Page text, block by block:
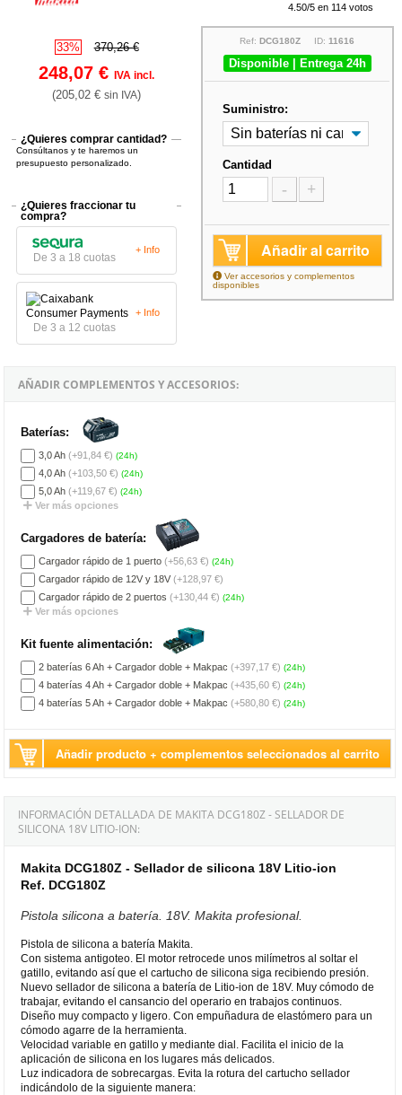
4.50/5 en 114 votos
33% 370,26 €
248,07 €IVA incl.
(205,02 €sin IVA)
¿Quieres comprar cantidad?
Consúltanos y te haremos un
presupuesto personalizado.
¿Quieres fraccionar tu
compra?
De 3 a 18 cuotas
+ Info
De 3 a 12 cuotas
+ Info
Ref:DCG180Z ID:11616
Disponible | Entrega 24h
Suministro:
Cantidad
- +
Añadir al carrito
Ver accesorios y complementos
disponibles
AÑADIR COMPLEMENTOS Y ACCESORIOS:
Baterías:
3,0 Ah (+91,84 €) (24h)
4,0 Ah (+103,50 €) (24h)
5,0 Ah (+119,67 €) (24h)
Ver más opciones
Cargadores de batería:
Cargador rápido de 1 puerto (+56,63 €) (24h)
Cargador rápido de 12V y 18V (+128,97 €)
Cargador rápido de 2 puertos (+130,44 €) (24h)
Ver más opciones
Kit fuente alimentación:
2 baterías 6 Ah + Cargador doble + Makpac (+397,17 €) (24h)
4 baterías 4 Ah + Cargador doble + Makpac (+435,60 €) (24h)
4 baterías 5 Ah + Cargador doble + Makpac (+580,80 €) (24h)
Añadir producto + complementos seleccionados al carrito
INFORMACIÓN DETALLADA DE MAKITA DCG180Z - SELLADOR DE
SILICONA 18V LITIO-ION:
Makita DCG180Z - Sellador de silicona 18V Litio-ion
Ref. DCG180Z
Pistola silicona a batería. 18V. Makita profesional.
Pistola de silicona a batería Makita.
Con sistema antigoteo. El motor retrocede unos milímetros al soltar el
gatillo, evitando así que el cartucho de silicona siga recibiendo presión.
Nuevo sellador de silicona a batería de Litio-ion de 18V. Muy cómodo de
trabajar, evitando el cansancio del operario en trabajos continuos.
Diseño muy compacto y ligero. Con empuñadura de elastómero para un
cómodo agarre de la herramienta.
Velocidad variable en gatillo y mediante dial. Facilita el inicio de la
aplicación de silicona en los lugares más delicados.
Luz indicadora de sobrecargas. Evita la rotura del cartucho sellador
indicándolo de la siguiente manera: